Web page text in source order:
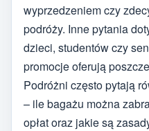
wyprzedzeniem czy
podróży. Inne pytania
dzieci, studentów czy
promocje oferują
Podróżni często pytają
– ile bagażu można
opłat oraz jakie są